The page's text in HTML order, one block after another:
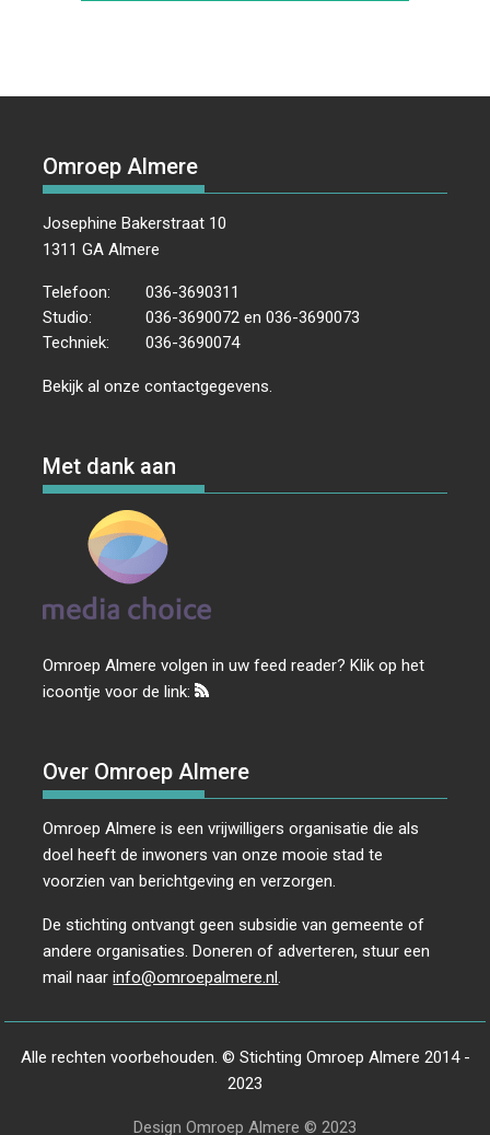
Omroep Almere
Josephine Bakerstraat 10
1311 GA Almere
Telefoon:
036-3690311
Studio:
036-3690072 en 036-3690073
Techniek:
036-3690074
Bekijk al onzecontactgegevens
Met dank aan
Omroep Almere volgen in uw feed reader? Klik op het
icoontje voor de link:
Over Omroep Almere
Omroep Almere is een vrijwilligers organisatie die als
doel heeft de inwoners van onze mooie stad te
voorzien van berichtgeving en verzorgen.
De stichting ontvangt geen subsidie van gemeente of
andere organisaties. Doneren of adverteren, stuur een
mail naarinfo@omroepalmere.nl.
Alle rechten voorbehouden. © Stichting Omroep Almere 2014 -
2023
Design Omroep Almere © 2023